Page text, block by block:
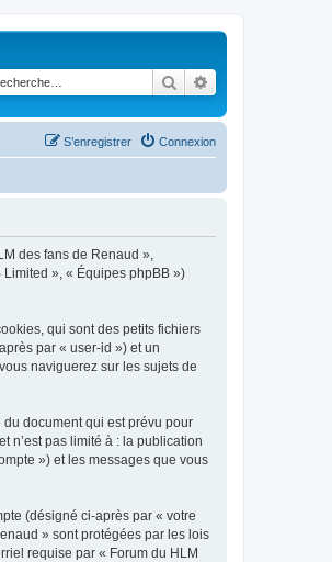
Rechercher
Connexion
S’enregistrer
des fans de Renaud »,
», « Équipes phpBB »)
qui sont des petits fichiers
par « user-id ») et un
naviguerez sur les sujets de
document qui est prévu pour
n’est pas limité à : la publication
») et les messages que vous
(désigné ci-après par « votre
» sont protégées par les lois
requise par « Forum du HLM